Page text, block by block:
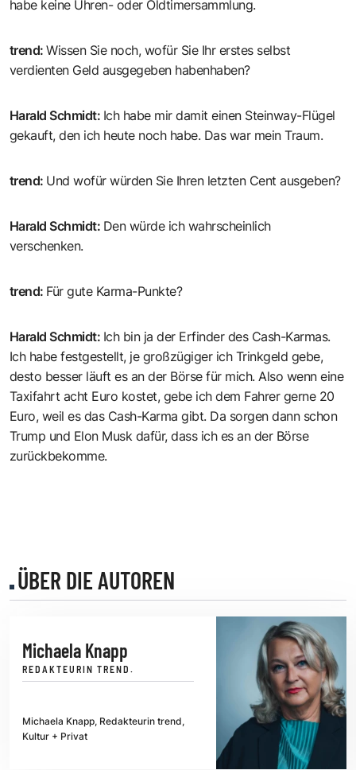
habe keine Uhren- oder Oldtimersammlung.
trend:Wissen Sie noch, wofür Sie Ihr erstes selbst
verdienten Geld ausgegeben habenhaben?
Harald Schmidt: Ich habe mir damit einen Steinway-Flügel
gekauft, den ich heute noch habe. Das war mein Traum.
trend: Und wofür würden Sie Ihren letzten Cent ausgeben?
Harald Schmidt: Den würde ich wahrscheinlich
verschenken.
trend: Für gute Karma-Punkte?
Harald Schmidt: Ich bin ja der Erfinder des Cash-Karmas.
Ich habe festgestellt, je großzügiger ich Trinkgeld gebe,
desto besser läuft es an der Börse für mich. Also wenn eine
Taxifahrt acht Euro kostet, gebe ich dem Fahrer gerne 20
Euro, weil es das Cash-Karma gibt. Da sorgen dann schon
Trump und Elon Musk dafür, dass ich es an der Börse
zurückbekomme.
ÜBER DIE AUTOREN
Michaela Knapp
REDAKTEURIN TREND.
Michaela Knapp, Redakteurin trend,
Kultur + Privat